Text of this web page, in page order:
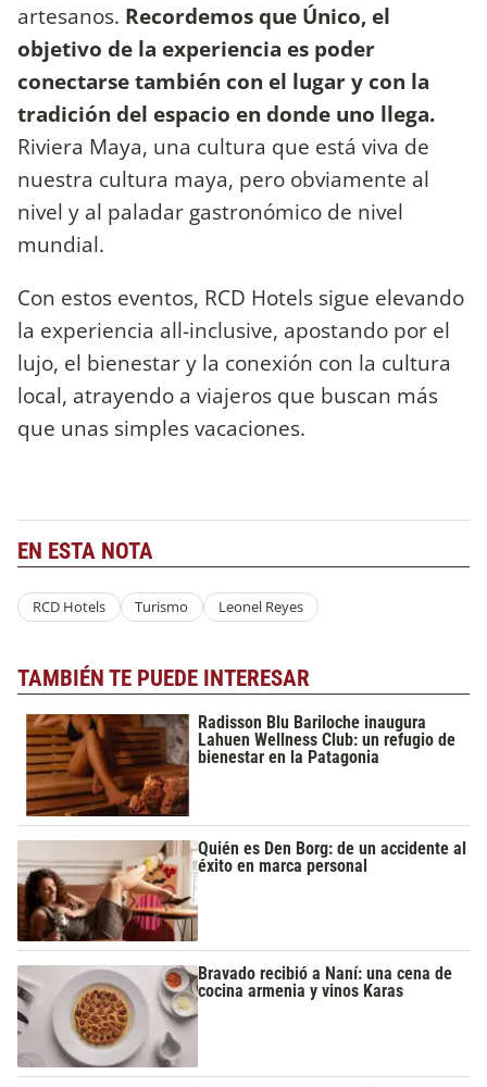
artesanos. Recordemos que Único, el
objetivo de la experiencia es poder
conectarse también con el lugar y con la
tradición del espacio en donde uno llega.
Riviera Maya, una cultura que está viva de
nuestra cultura maya, pero obviamente al
nivel y al paladar gastronómico de nivel
mundial.
Con estos eventos, RCD Hotels sigue elevando
la experiencia all-inclusive, apostando por el
lujo, el bienestar y la conexión con la cultura
local, atrayendo a viajeros que buscan más
que unas simples vacaciones.
EN ESTA NOTA
RCD Hotels Turismo Leonel Reyes
TAMBIÉN TE PUEDE INTERESAR
Radisson Blu Bariloche inaugura
Lahuen Wellness Club: un refugio de
bienestar en la Patagonia
Quién es Den Borg: de un accidente al
éxito en marca personal
Bravado recibió a Naní: una cena de
cocina armenia y vinos Karas